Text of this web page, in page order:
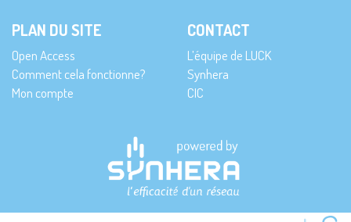
PLAN DU SITE
Open Access
Comment cela fonctionne?
Mon compte
CONTACT
L’équipe de LUCK
Synhera
CIC